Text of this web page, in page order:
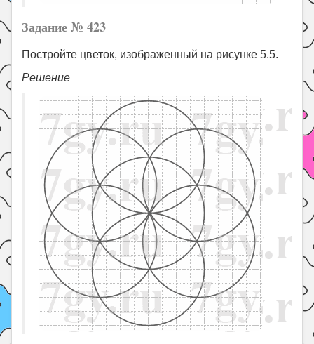
Задание № 423
Постройте цветок, изображенный на рисунке 5.5.
Решение